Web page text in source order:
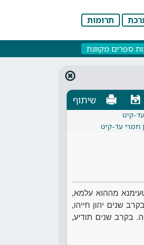
תרומות
ספרים מקוונת
שיתוף
קיט
חמרי עד-קיט
מההוא עלמא,
שנים יהון חייהו,
בקרב שנים תודיע,